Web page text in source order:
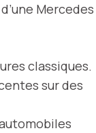
Mercedes
classiques.
sur des